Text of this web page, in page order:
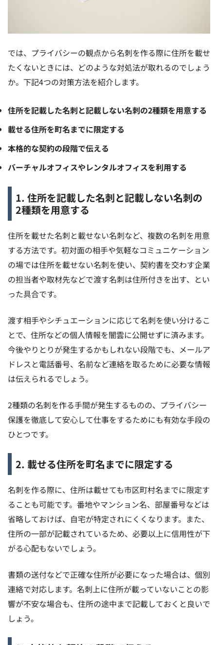
では、プライバシーの観点から名刺を作る際に住所を載せ
たくないときには、どのような対処法が取れるのでしょう
か。下記4つの対策方法を紹介します。
住所を記載した名刺と記載しない名刺の2種類を用意する
載せる住所を町名までに限定する
本格的な契約の段階で伝える
バーチャルオフィスやレンタルオフィスを利用する
1. 住所を記載した名刺と記載しない名刺の
2種類を用意する
住所を載せた名刺と載せない名刺など、複数の名刺を用意
する方法です。初対面の相手や気軽なコミュニケーション
の場では住所を載せない名刺を使い、契約書を交わす企業
の担当者や取材先などで渡す名刺は住所付きを出す、とい
った具合です。
渡す相手やシチュエーションに応じて名刺を使い分けるこ
とで、住所などの個人情報を闇雲に公開せずに済みます。
今後やりとりが発生するかもしれない段階でも、メールア
ドレスと電話番号、名前など連絡を取るために必要な情報
は伝えられるでしょう。
2種類の名刺を作る手間が発生するものの、プライバシー
保護を徹底して安心して仕事をするためにも有効な手段の
ひとつです。
2. 載せる住所を町名までに限定する
名刺を作る際に、住所は載せても市区町村名までに限定す
ることも可能です。番地やマンション名、部屋番号などは
省略しておけば、自宅が特定されにくくなります。また、
住所の一部が記載されているため、必要以上に信用性が下
がる心配もないでしょう。
書類の送付などで正確な住所が必要になった場合は、個別
連絡で対応します。名刺上に住所が載っていないことの影
響が不安な場合も、住所の途中まで記載しておくと良いで
しょう。